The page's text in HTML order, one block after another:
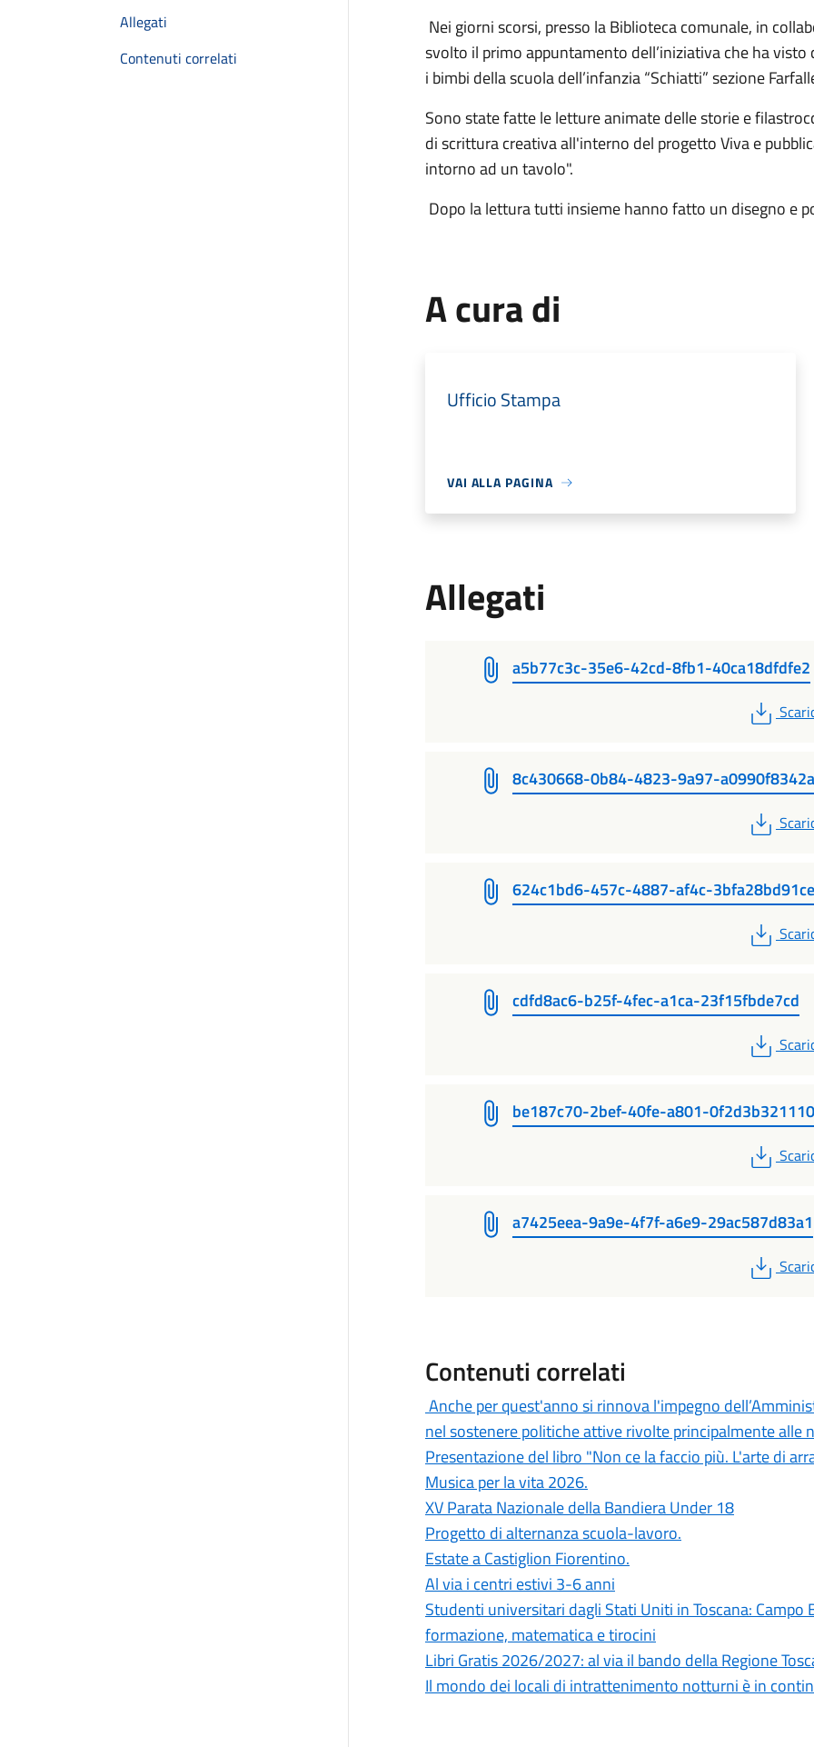
Allegati
Contenuti correlati
Nei giorni scorsi, presso la Biblioteca comunale, in
svolto il primo appuntamento dell’iniziativa che ha
i bimbi della scuola dell’infanzia “Schiatti” sezione
Sono state fatte le letture animate delle storie e
di scrittura creativa all'interno del progetto Viva e
intorno ad un tavolo".
Dopo la lettura tutti insieme hanno fatto un disegno e
A cura di
Ufficio Stampa
VAI ALLA PAGINA
Allegati
a5b77c3c-35e6-42cd-8fb1-40ca18dfdfe2
PDF
8c430668-0b84-4823-9a97-
PDF
624c1bd6-457c-4887-af4c-3bfa28bd91ce
PDF
cdfd8ac6-b25f-4fec-a1ca-23f15fbde7cd
PDF
be187c70-2bef-40fe-a801-0f2d3b321110
PDF
a7425eea-9a9e-4f7f-a6e9-29ac587d83a1
PDF
Contenuti correlati
Anche per quest'anno si rinnova l'impegno
nel sostenere politiche attive rivolte principalmente alle
Presentazione del libro "Non ce la faccio più. L'arte di
Musica per la vita 2026.
XV Parata Nazionale della Bandiera Under 18
Progetto di alternanza scuola-lavoro.
Estate a Castiglion Fiorentino.
Al via i centri estivi 3-6 anni
Studenti universitari dagli Stati Uniti in Toscana:
formazione, matematica e tirocini
Libri Gratis 2026/2027: al via il bando della Regione
Il mondo dei locali di intrattenimento notturni è in